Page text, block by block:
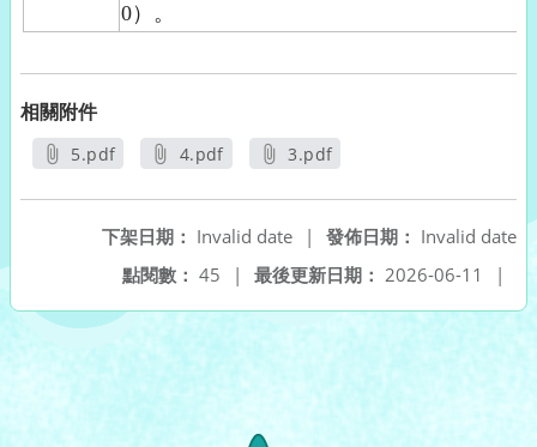
0）。
相關附件
5.pdf
4.pdf
3.pdf
發佈日期： Invalid date
下架日期： Invalid date
|
最後更新日期： 2026-06-11 |
點閱數： 45 |